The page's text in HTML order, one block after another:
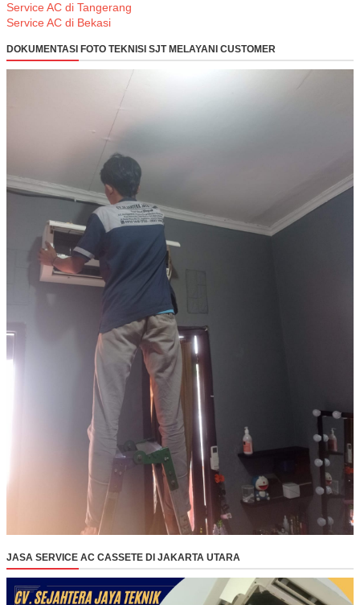
Service AC di Tangerang
Service AC di Bekasi
DOKUMENTASI FOTO TEKNISI SJT MELAYANI CUSTOMER
JASA SERVICE AC CASSETE DI JAKARTA UTARA